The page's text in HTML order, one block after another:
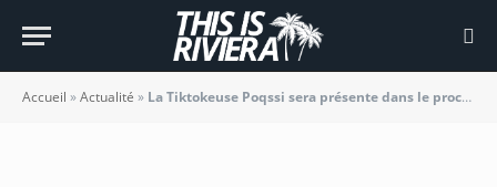
Accueil »Actualité » La Tiktokeuse Poqssi sera présente dans le prochain DC « Blue Beetle », si si…